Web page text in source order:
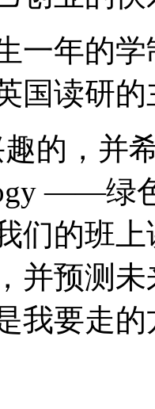
一年的
国读研
的，并
——绿
们的班
并预测
我要走的